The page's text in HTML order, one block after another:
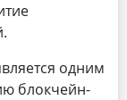
одним
блокчейн-